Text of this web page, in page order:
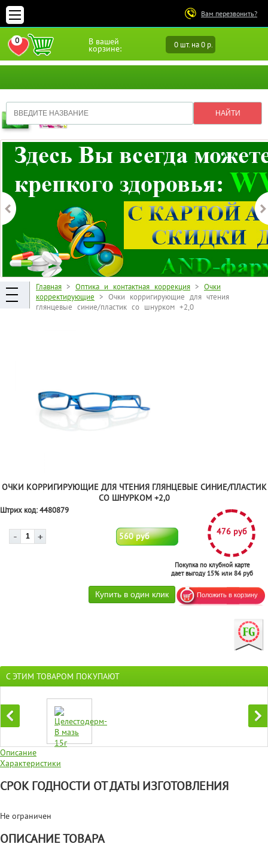
Вам перезвонить?
В вашей
корзине: 0 шт. на 0 р.
0
ПЕРЕЙТИ В ИЗБРАННОЕ
Главная > Оптика и контактная коррекция > Очки
корректирующие > Очки корригирующие для чтения
глянцевые синие/пластик со шнурком +2,0
ОЧКИ КОРРИГИРУЮЩИЕ ДЛЯ ЧТЕНИЯ ГЛЯНЦЕВЫЕ СИНИЕ/ПЛАСТИК
СО ШНУРКОМ +2,0
Штрих код:4480879
560 руб 476 руб
Покупка по клубной карте
дает выгоду 15% или 84 руб
С ЭТИМ ТОВАРОМ ПОКУПАЮТ
Описание
Характеристики
СРОК ГОДНОСТИ ОТ ДАТЫ ИЗГОТОВЛЕНИЯ
Не ограничен
ОПИСАНИЕ ТОВАРА